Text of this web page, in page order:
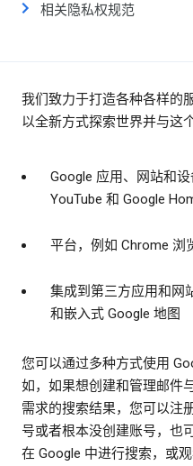
相关隐私权规范
我们致力于打造各种各样的
以全新方式探索世界并与这
Google 应用、网站和设
YouTube 和 Google
平台，例如 Chrome 浏
集成到第三方应用和网
和嵌入式 Google 地图
您可以通过多种方式使用
如，如果想创建和管理邮件
需求的搜索结果，您可以注
号或者根本没创建账号，也
在 Google 中进行搜索，或